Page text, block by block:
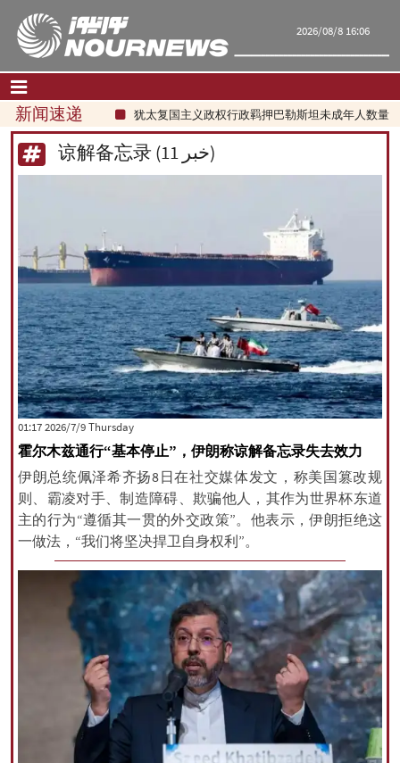
2026/08/8 16:06
首页 联系我们|关于我们
经济
文化.社会
世界
旅游
|فارسی|English|العربیه|
|עברית|русский|中文|
All rights reserved for NourNews
Copyright © 2021 www.nournews.ir
新闻速递 犹太复国主义政权行政羁押巴勒斯坦未成年人数量大幅增加
谅解备忘录 (11 خبر)
‫‫Thursday‬‬ 2026/7/9 01:17
霍尔木兹通行“基本停止”，伊朗称谅解备忘录失去效力
伊朗总统佩泽希齐扬8日在社交媒体发文，称美国篡改规
则、霸凌对手、制造障碍、欺骗他人，其作为世界杯东道
主的行为“遵循其一贯的外交政策”。他表示，伊朗拒绝这
一做法，“我们将坚决捍卫自身权利”。